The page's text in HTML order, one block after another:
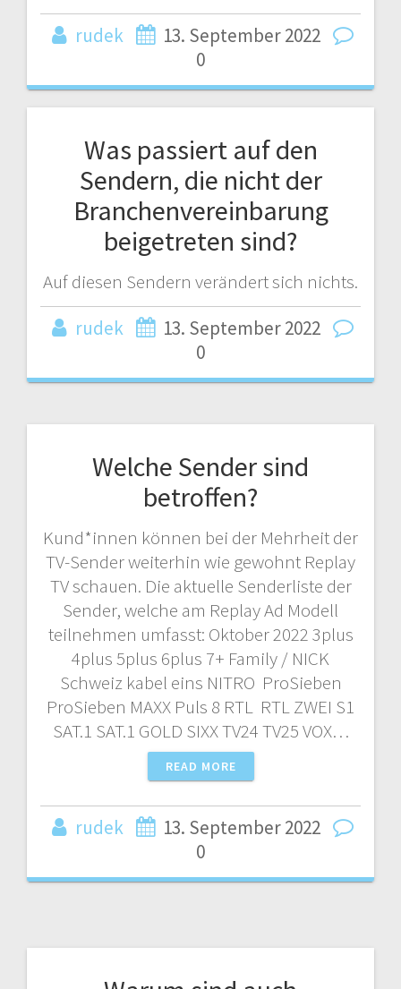
rudek
13. September 2022
0
Was passiert auf den
Sendern, die nicht der
Branchenvereinbarung
beigetreten sind?
Auf diesen Sendern verändert sich nichts.
rudek
13. September 2022
0
Welche Sender sind
betroffen?
Kund*innen können bei der Mehrheit der
TV-Sender weiterhin wie gewohnt Replay
TV schauen. Die aktuelle Senderliste der
Sender, welche am Replay Ad Modell
teilnehmen umfasst: Oktober 2022 3plus
4plus 5plus 6plus 7+ Family / NICK
Schweiz kabel eins NITRO ProSieben
ProSieben MAXX Puls 8 RTL RTL ZWEI S1
SAT.1 SAT.1 GOLD SIXX TV24 TV25 VOX…
READ MORE
rudek
13. September 2022
0